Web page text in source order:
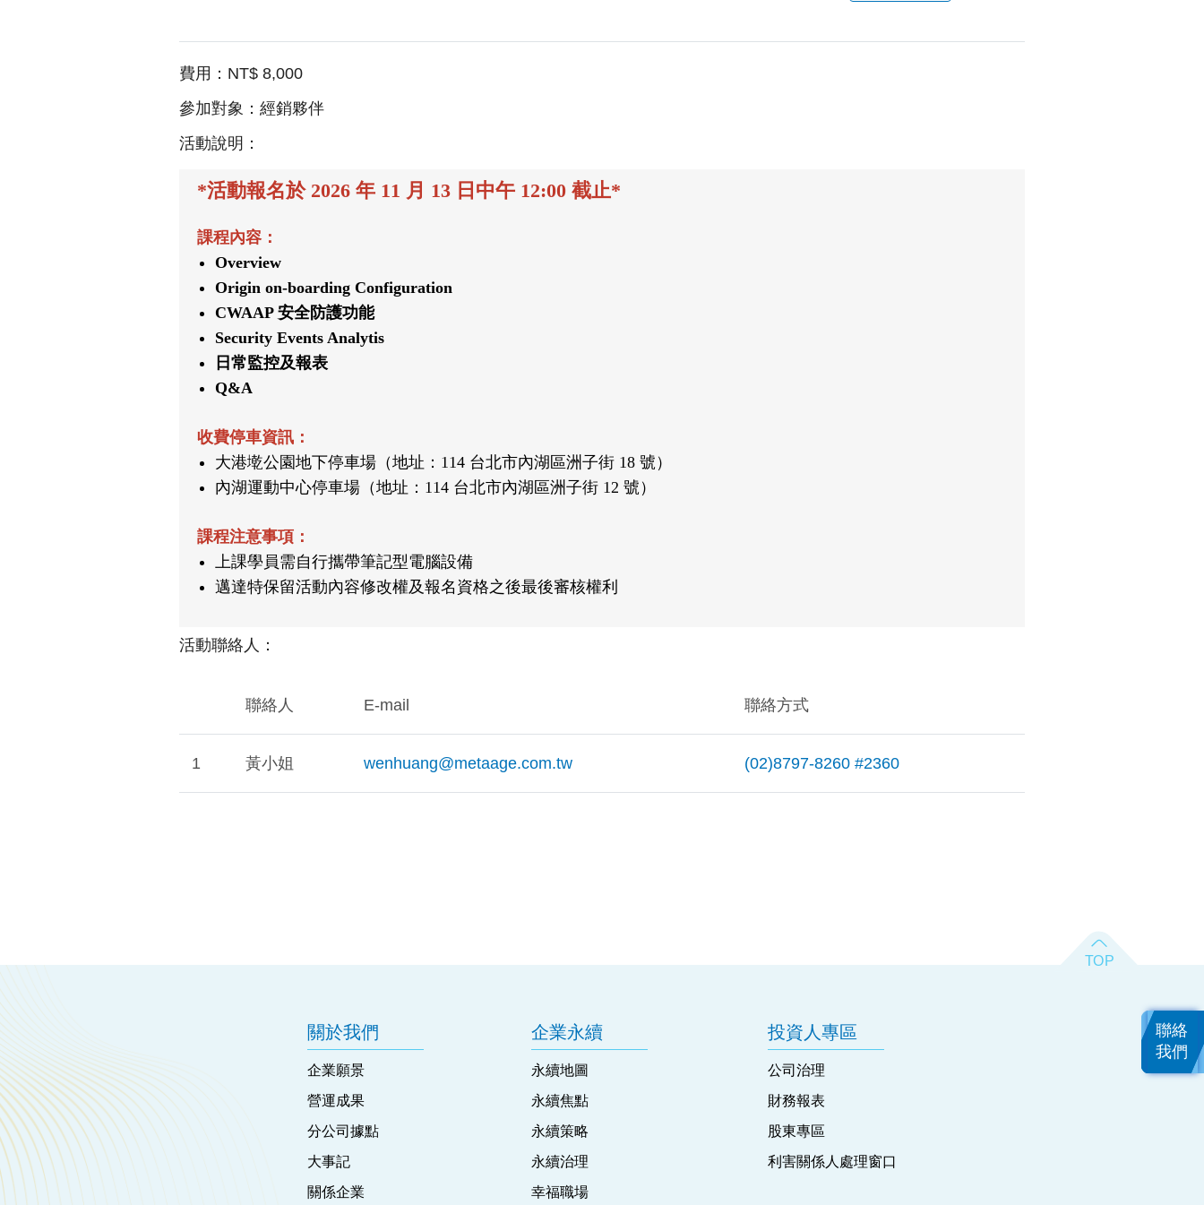
費用：NT$ 8,000
參加對象：經銷夥伴
活動說明：
*活動報名於 2026 年 11 月 13 日中午 12:00 截止*
課程內容：
Overview
Origin on-boarding Configuration
CWAAP 安全防護功能
Security Events Analytis
日常監控及報表
Q&A
收費停車資訊：
大港墘公園地下停車場（地址：114 台北市內湖區洲子街 18 號）
內湖運動中心停車場（地址：114 台北市內湖區洲子街 12 號）
課程注意事項：
上課學員需自行攜帶筆記型電腦設備
邁達特保留活動內容修改權及報名資格之後最後審核權利
活動聯絡人：
聯絡人 E-mail 聯絡方式
1 黃小姐 wenhuang@metaage.com.tw (02)8797-8260 #2360
關於我們
企業願景
營運成果
分公司據點
大事記
關係企業
企業永續
永續地圖
永續焦點
永續策略
永續治理
幸福職場
投資人專區
公司治理
財務報表
股東專區
利害關係人處理窗口
聯絡
我們